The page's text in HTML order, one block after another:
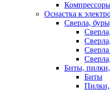
Оснастка к
Сверла,
Биты,
Биты
Пилки,